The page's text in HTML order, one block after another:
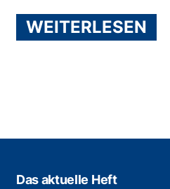
WEITERLESEN
Das aktuelle Heft